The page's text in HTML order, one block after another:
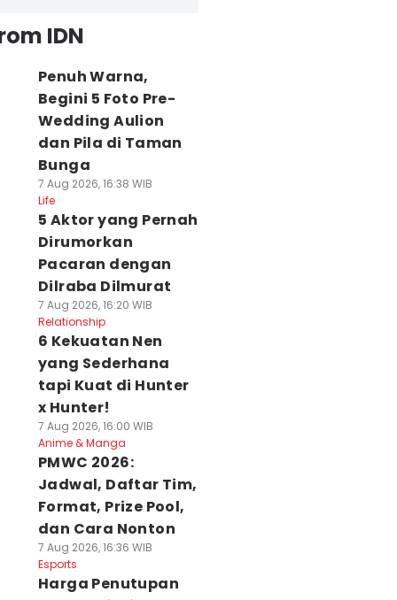
IDN
Penuh Warna,
Begini 5 Foto Pre-
Wedding Aulion
dan Pila di Taman
Bunga
7 Aug 2026, 16:38 WIB
Life
5 Aktor yang Pernah
Dirumorkan
Pacaran dengan
Dilraba Dilmurat
7 Aug 2026, 16:20 WIB
Relationship
6 Kekuatan Nen
yang Sederhana
tapi Kuat di Hunter
x Hunter!
7 Aug 2026, 16:00 WIB
Anime & Manga
PMWC 2026:
Jadwal, Daftar Tim,
Format, Prize Pool,
dan Cara Nonton
7 Aug 2026, 16:36 WIB
Esports
Harga Penutupan